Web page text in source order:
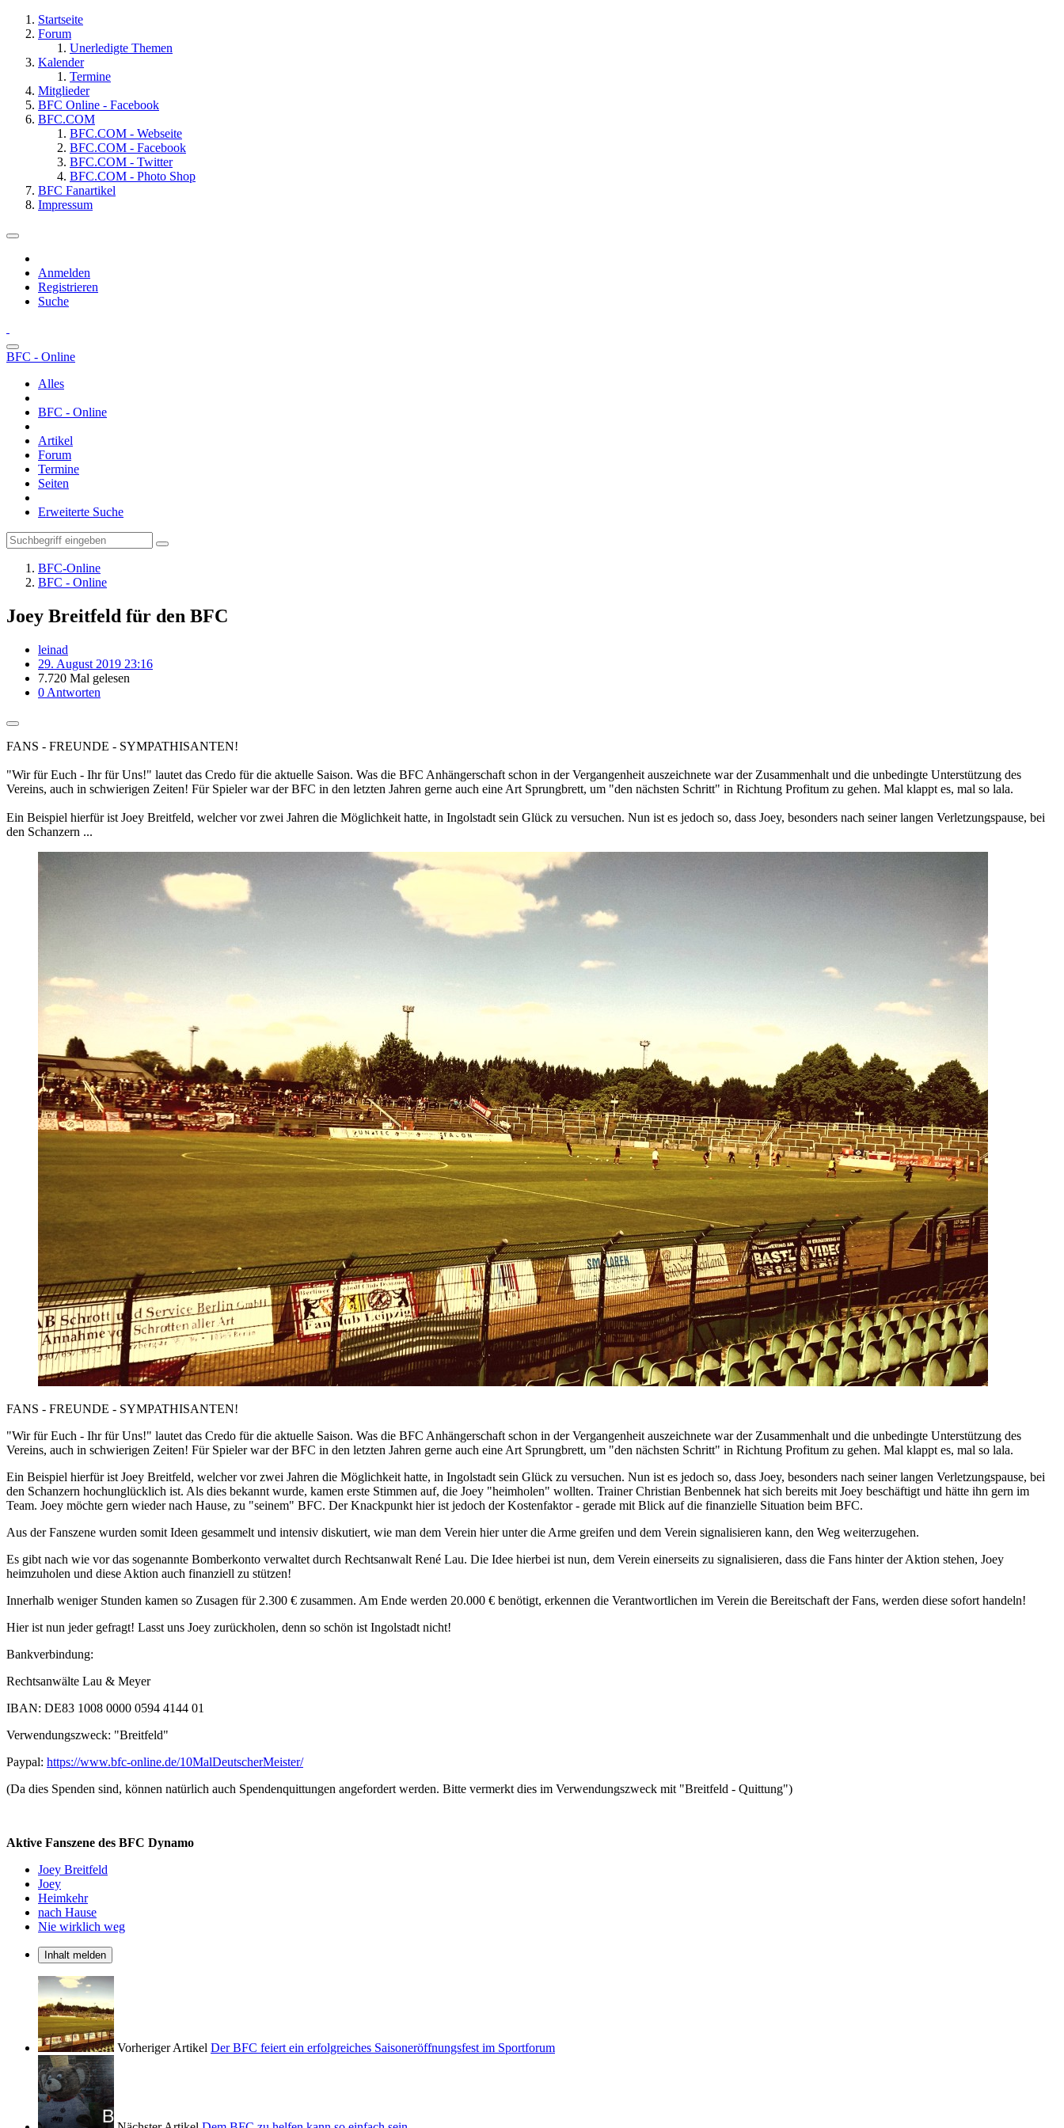
Startseite
Forum
Unerledigte Themen
Kalender
Termine
Mitglieder
BFC Online - Facebook
BFC.COM
BFC.COM - Webseite
BFC.COM - Facebook
BFC.COM - Twitter
BFC.COM - Photo Shop
BFC Fanartikel
Impressum
Anmelden
Registrieren
Suche
BFC - Online
Alles
BFC - Online
Artikel
Forum
Termine
Seiten
Erweiterte Suche
BFC-Online
BFC - Online
Joey Breitfeld für den BFC
leinad
29. August 2019 23:16
7.720 Mal gelesen
0 Antworten
FANS - FREUNDE - SYMPATHISANTEN!
"Wir für Euch - Ihr für Uns!" lautet das Credo für die aktuelle Saison. Was die BFC Anhängerschaft schon in der Vergangenheit auszeichnete war der Zusammenhalt und die unbedingte Unterstützung des
Vereins, auch in schwierigen Zeiten! Für Spieler war der BFC in den letzten Jahren gerne auch eine Art Sprungbrett, um "den nächsten Schritt" in Richtung Profitum zu gehen. Mal klappt es, mal so lala.
Ein Beispiel hierfür ist Joey Breitfeld, welcher vor zwei Jahren die Möglichkeit hatte, in Ingolstadt sein Glück zu versuchen. Nun ist es jedoch so, dass Joey, besonders nach seiner langen Verletzungspause, bei
den Schanzern ...
FANS - FREUNDE - SYMPATHISANTEN!
"Wir für Euch - Ihr für Uns!" lautet das Credo für die aktuelle Saison. Was die BFC Anhängerschaft schon in der Vergangenheit auszeichnete war der Zusammenhalt und die unbedingte Unterstützung des
Vereins, auch in schwierigen Zeiten! Für Spieler war der BFC in den letzten Jahren gerne auch eine Art Sprungbrett, um "den nächsten Schritt" in Richtung Profitum zu gehen. Mal klappt es, mal so lala.
Ein Beispiel hierfür ist Joey Breitfeld, welcher vor zwei Jahren die Möglichkeit hatte, in Ingolstadt sein Glück zu versuchen. Nun ist es jedoch so, dass Joey, besonders nach seiner langen Verletzungspause, bei
den Schanzern hochunglücklich ist. Als dies bekannt wurde, kamen erste Stimmen auf, die Joey "heimholen" wollten. Trainer Christian Benbennek hat sich bereits mit Joey beschäftigt und hätte ihn gern im
Team. Joey möchte gern wieder nach Hause, zu "seinem" BFC. Der Knackpunkt hier ist jedoch der Kostenfaktor - gerade mit Blick auf die finanzielle Situation beim BFC.
Aus der Fanszene wurden somit Ideen gesammelt und intensiv diskutiert, wie man dem Verein hier unter die Arme greifen und dem Verein signalisieren kann, den Weg weiterzugehen.
Es gibt nach wie vor das sogenannte Bomberkonto verwaltet durch Rechtsanwalt René Lau. Die Idee hierbei ist nun, dem Verein einerseits zu signalisieren, dass die Fans hinter der Aktion stehen, Joey
heimzuholen und diese Aktion auch finanziell zu stützen!
Innerhalb weniger Stunden kamen so Zusagen für 2.300 € zusammen. Am Ende werden 20.000 € benötigt, erkennen die Verantwortlichen im Verein die Bereitschaft der Fans, werden diese sofort handeln!
Hier ist nun jeder gefragt! Lasst uns Joey zurückholen, denn so schön ist Ingolstadt nicht!
Bankverbindung:
Rechtsanwälte Lau & Meyer
IBAN: DE83 1008 0000 0594 4144 01
Verwendungszweck: "Breitfeld"
Paypal: https://www.bfc-online.de/10MalDeutscherMeister/
(Da dies Spenden sind, können natürlich auch Spendenquittungen angefordert werden. Bitte vermerkt dies im Verwendungszweck mit "Breitfeld - Quittung")
Aktive Fanszene des BFC Dynamo
Joey Breitfeld
Joey
Heimkehr
nach Hause
Nie wirklich weg
Inhalt melden
Vorheriger Artikel Der BFC feiert ein erfolgreiches Saisoneröffnungsfest im Sportforum